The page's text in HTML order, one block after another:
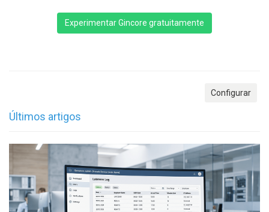
Experimentar Gincore gratuitamente
Configurar
Últimos artigos